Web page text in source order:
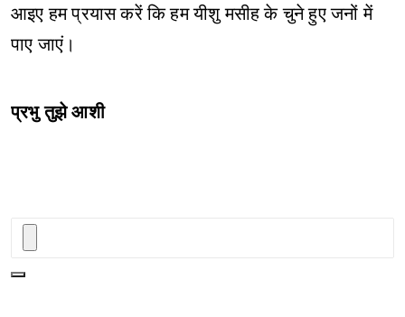
आइए हम प्रयास करें कि हम यीशु मसीह के चुने हुए जनों में
पाए जाएं।
प्रभु तुझे आशी